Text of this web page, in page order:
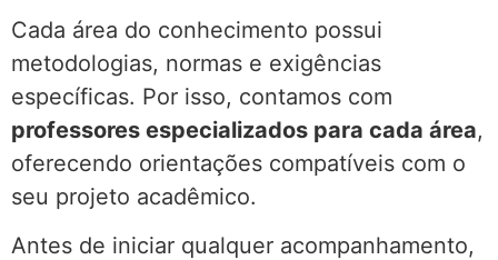
Cada área do conhecimento possui
metodologias, normas e exigências
específicas. Por isso, contamos com
professores especializados para cada área,
oferecendo orientações compatíveis com o
seu projeto acadêmico.
Antes de iniciar qualquer acompanhamento,